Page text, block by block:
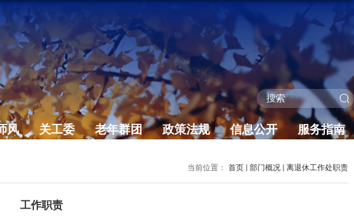
风 关工委 老年群团 政策法规 信息公开 服务指南
当前位置： 首页 部门概况 离退休工作处职责
工作职责